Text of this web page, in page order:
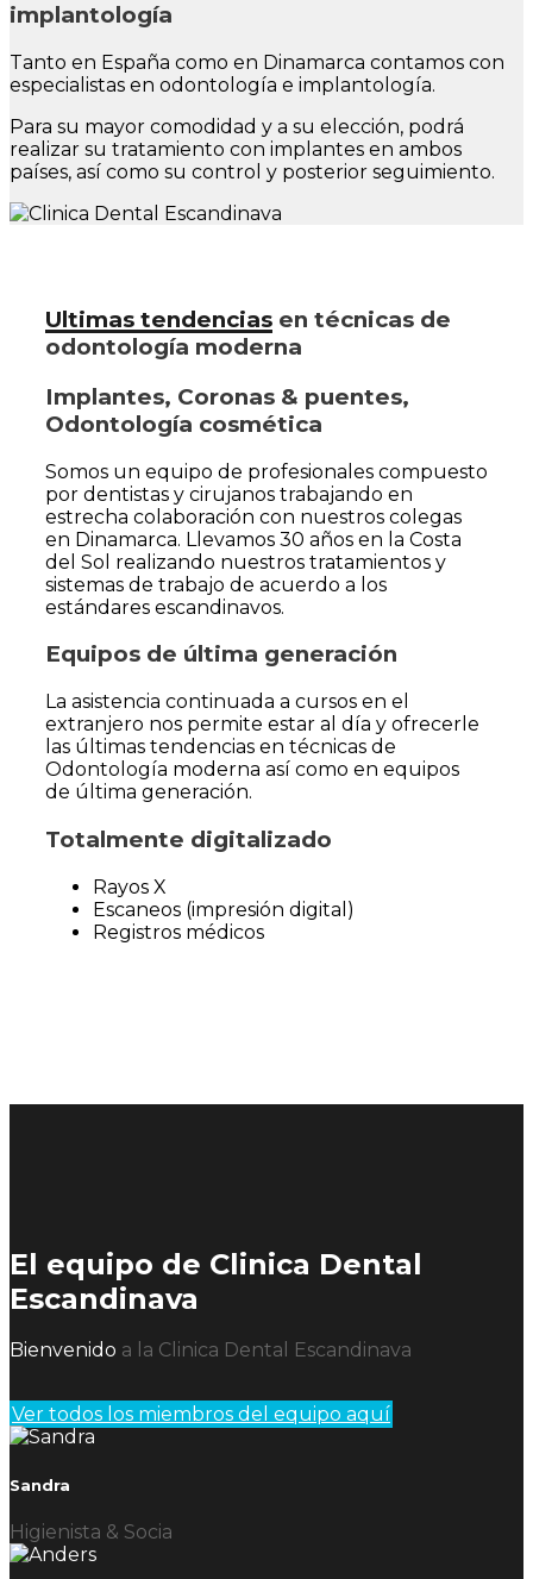
implantología
Tanto en España como en Dinamarca contamos con
especialistas en odontología e implantología.
Para su mayor comodidad y a su elección, podrá
realizar su tratamiento con implantes en ambos
países, así como su control y posterior seguimiento.
Ultimas tendencias en técnicas de
odontología moderna
Implantes, Coronas & puentes,
Odontología cosmética
Somos un equipo de profesionales compuesto
por dentistas y cirujanos trabajando en
estrecha colaboración con nuestros colegas
en Dinamarca. Llevamos 30 años en la Costa
del Sol realizando nuestros tratamientos y
sistemas de trabajo de acuerdo a los
estándares escandinavos.
Equipos de última generación
La asistencia continuada a cursos en el
extranjero nos permite estar al día y ofrecerle
las últimas tendencias en técnicas de
Odontología moderna así como en equipos
de última generación.
Totalmente digitalizado
Rayos X
Escaneos (impresión digital)
Registros médicos
El equipo de Clinica Dental
Escandinava
Bienvenido a la Clinica Dental Escandinava
Ver todos los miembros del equipo aquí
Sandra
Higienista & Socia